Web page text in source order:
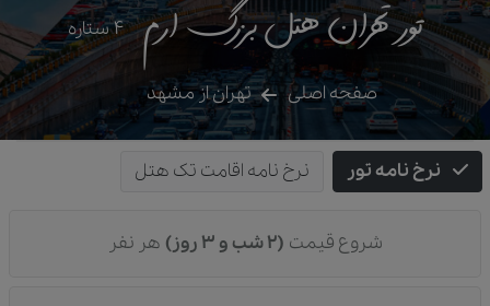
تور تهران هتل بزرگ ارم 4ستاره
صفحه اصلی تهران از مشهد
نرخ نامه تور نرخ نامه اقامت تک هتل
شروع قیمت (2 شب و 3 روز) هر نفر